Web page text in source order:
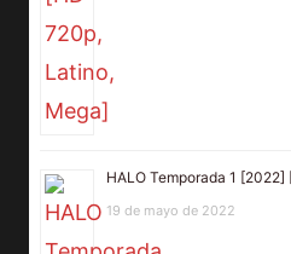
HALO Temporada 1
19 de mayo de 2022